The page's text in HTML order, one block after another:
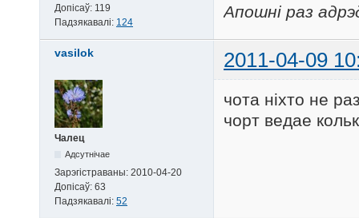
Допісаў: 119
Падзякавалі: 124
Апошні раз
vasilok 2011-04-09
Чалец
Адсутнічае
Зарэгістраваны: 2010-04-20
Допісаў: 63
Падзякавалі: 52
чота ніхто не
чорт ведае